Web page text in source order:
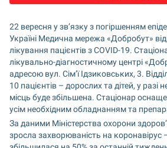
22 вересня у зв’язку з погіршенням
Україні Медична мережа «Добробут»
лікування пацієнтів з COVID-19.
лікувально-діагностичному центрі
адресою вул. Сім’ї Ідзиковських, 3.
10 пацієнтів – дорослих та дітей, у разі
місць буде збільшена. Стаціонар
усім необхідним обладнанням та
За даними Міністерства охорони
зросла захворюваність на коронавірус